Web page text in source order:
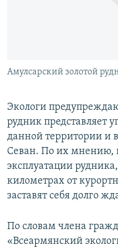
Амулсарский золотой
Экологи
рудник представляет
данной территории и
Севан. По их мнению,
эксплуатации
километрах от
заставят себя долго
По словам члена
«Всеармянский